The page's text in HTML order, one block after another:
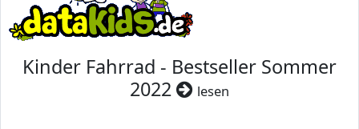
Kinder Fahrrad - Bestseller Sommer
2022
lesen